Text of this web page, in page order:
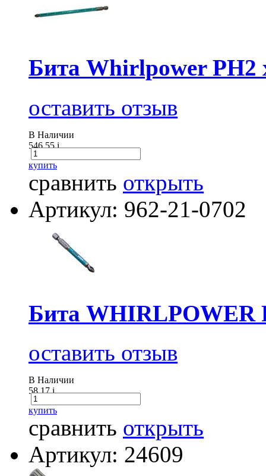
Бита Whirlpower PН2
оставить отзыв
В Наличии
546.55i
купить
сравнить открыть
Артикул: 962-21-0702
Бита WHIRLPOWER
оставить отзыв
В Наличии
58.17i
купить
сравнить открыть
Артикул: 24609